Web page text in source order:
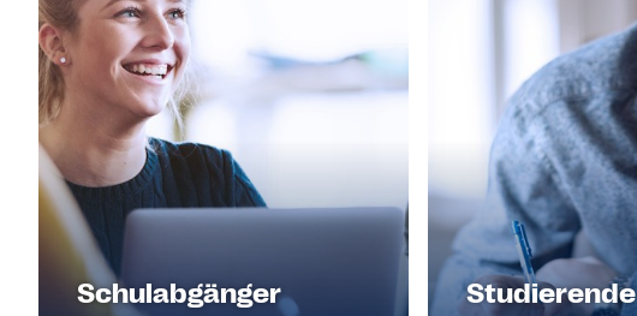
Schulabgänger Studierende